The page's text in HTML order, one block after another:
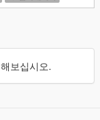
보십시오.